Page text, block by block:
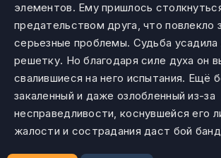
элементов. Ему пришлось
предательством друга, что повлекло
серьезные проблемы. Судьба усадила
решетку. Но благодаря силе духа он
свалившиеся на него испытания. Ещё
закаленный и даже озлобленный из-за
несправедливости, коснувшейся его
жалости и сострадания даст бой